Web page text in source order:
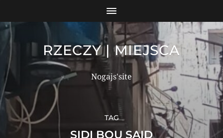
RZECZY | MIEJSCA
Nogajs'site
TAG
SIDI BOU SAID